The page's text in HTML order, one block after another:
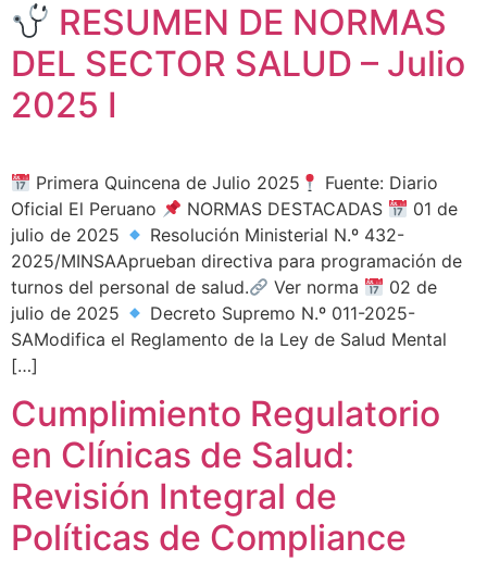
RESUMEN DE NORMAS
DEL SECTOR SALUD – Julio
2025 I
Primera Quincena de Julio 2025
Fuente: Diario
Oficial El Peruano
NORMAS DESTACADAS
01 de
julio de 2025
Resolución Ministerial N.º 432-
2025/MINSAAprueban directiva para programación de
turnos del personal de salud.
Ver norma
02 de
julio de 2025
Decreto Supremo N.º 011-2025-
SAModifica el Reglamento de la Ley de Salud Mental
[…]
Cumplimiento Regulatorio
en Clínicas de Salud:
Revisión Integral de
Políticas de Compliance